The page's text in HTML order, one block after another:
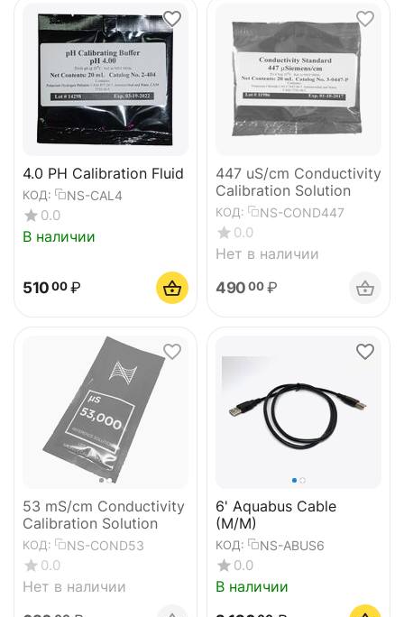
4.0 PH Calibration Fluid
КОД: NS-CAL4
0.0
В наличии
510 00 ₽
447 uS/cm Conductivity
Calibration Solution
КОД: NS-COND447
0.0
Нет в наличии
490 00 ₽
53 mS/cm Conductivity
Calibration Solution
КОД: NS-COND53
0.0
Нет в наличии
6' Aquabus Cable
(M/M)
КОД: NS-ABUS6
0.0
В наличии